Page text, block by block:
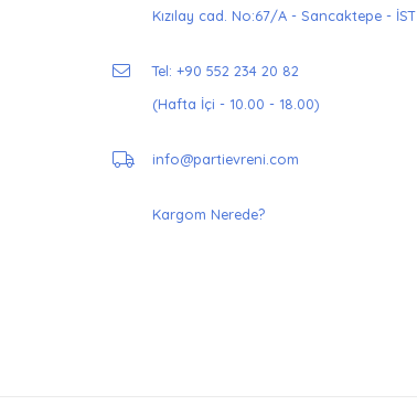
Kızılay cad. No:67/A - Sancaktepe - İST
Tel: +90 552 234 20 82
(Hafta İçi - 10.00 - 18.00)
info@partievreni.com
Kargom Nerede?